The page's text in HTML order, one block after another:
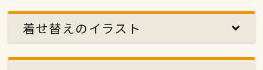
着せ替えのイラスト